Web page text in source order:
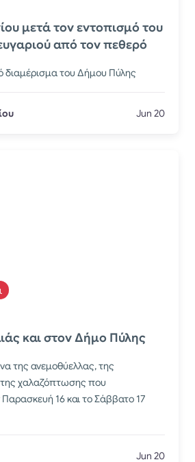
μετά τον εντοπισμό του
από τον πεθερό
διαμέρισμα του Δήμου Πύλης
Jun 20
και στον Δήμο Πύλης
της ανεμοθύελλας, της
χαλαζόπτωσης που
16 και το Σάββατο 17
Jun 20